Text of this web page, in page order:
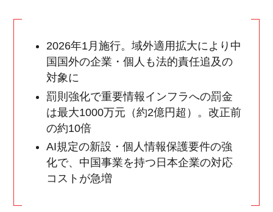
2026年1月施行。域外適用拡大により中
国国外の企業・個人も法的責任追及の
対象に
罰則強化で重要情報インフラへの罰金
は最大1000万元（約2億円超）。改正前
の約10倍
AI規定の新設・個人情報保護要件の強
化で、中国事業を持つ日本企業の対応
コストが急増